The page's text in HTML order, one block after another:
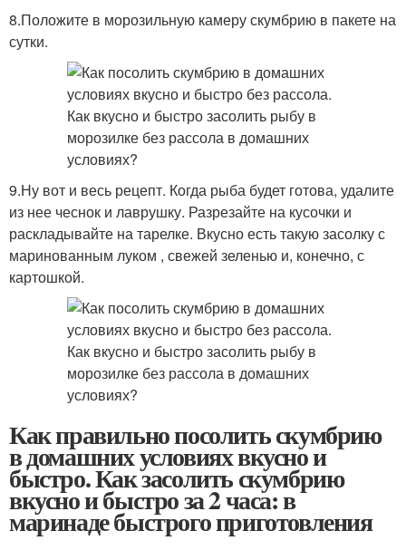
8.Положите в морозильную камеру скумбрию в пакете на
сутки.
9.Ну вот и весь рецепт. Когда рыба будет готова, удалите
из нее чеснок и лаврушку. Разрезайте на кусочки и
раскладывайте на тарелке. Вкусно есть такую засолку с
маринованным луком , свежей зеленью и, конечно, с
картошкой.
Как правильно посолить скумбрию
в домашних условиях вкусно и
быстро. Как засолить скумбрию
вкусно и быстро за 2 часа: в
маринаде быстрого приготовления